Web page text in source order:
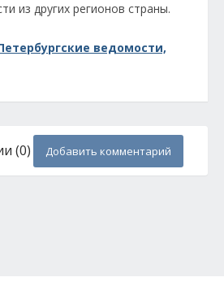
из других регионов страны.
ведомости,
(0) Добавить комментарий